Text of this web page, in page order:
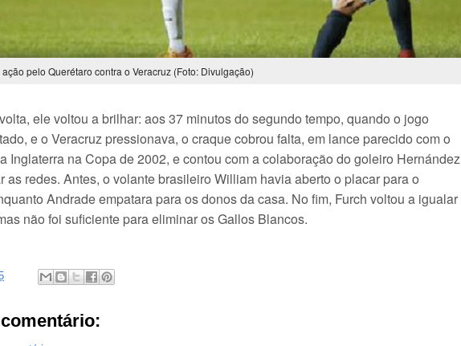
pelo Querétaro contra o Veracruz (Foto: Divulgação)
ele voltou a brilhar: aos 37 minutos do segundo tempo, quando o jogo
e o Veracruz pressionava, o craque cobrou falta, em lance parecido com o
Inglaterra na Copa de 2002, e contou com a colaboração do goleiro Hernández
as redes. Antes, o volante brasileiro William havia aberto o placar para o
Andrade empatara para os donos da casa. No fim, Furch voltou a igualar
não foi suficiente para eliminar os Gallos Blancos.